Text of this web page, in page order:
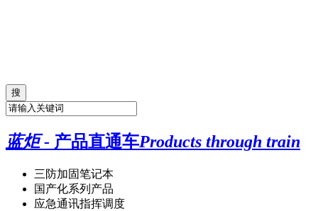
蓝炬 - 产品直通车Products through train
三防加固笔记本
国产化系列产品
应急通讯指挥调度